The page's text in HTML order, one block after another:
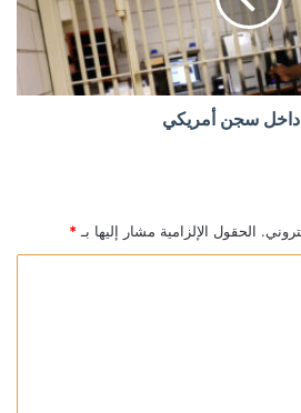
داخل سجن أمريكي
الحقول الإلزامية مشار إليها بـ *